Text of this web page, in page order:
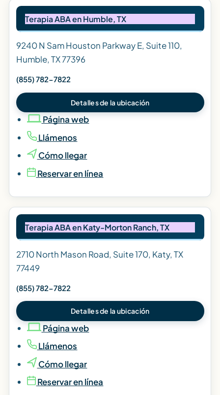
Terapia ABA en Humble, TX
9240 N Sam Houston Parkway E, Suite 110,
Humble, TX 77396
(855) 782-7822
Detalles de la ubicación
Página web
Llámenos
Cómo llegar
Reservar en línea
Terapia ABA en Katy-Morton Ranch, TX
2710 North Mason Road, Suite 170, Katy, TX
77449
(855) 782-7822
Detalles de la ubicación
Página web
Llámenos
Cómo llegar
Reservar en línea